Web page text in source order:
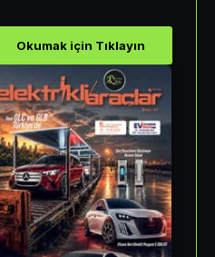
Okumak için Tıklayın